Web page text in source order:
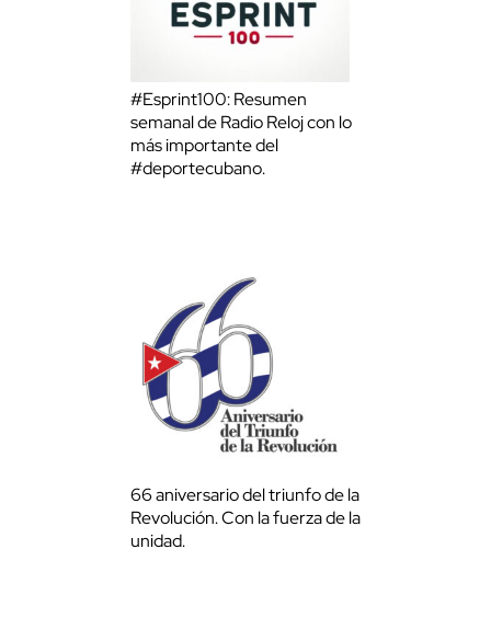
#Esprint100: Resumen
semanal de Radio Reloj con lo
más importante del
#deportecubano.
66 aniversario del triunfo de la
Revolución. Con la fuerza de la
unidad.